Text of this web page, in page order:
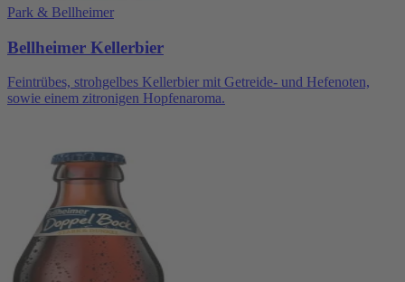
Park & Bellheimer
Bellheimer Kellerbier
Feintrübes, strohgelbes Kellerbier mit Getreide- und Hefenoten,
sowie einem zitronigen Hopfenaroma.